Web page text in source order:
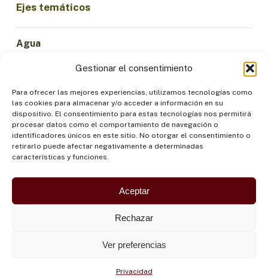
Gestionar el consentimiento
Para ofrecer las mejores experiencias, utilizamos tecnologías como
las cookies para almacenar y/o acceder a información en su
dispositivo. El consentimiento para estas tecnologías nos permitirá
procesar datos como el comportamiento de navegación o
identificadores únicos en este sitio. No otorgar el consentimiento o
retirarlo puede afectar negativamente a determinadas
características y funciones.
Aceptar
Rechazar
Ver preferencias
Privacidad
Ejes temáticos
Agua
Economía Sostenible
Bosques y Biodiversidad
Institucionalidad
Participación
Pueblos Indígenas